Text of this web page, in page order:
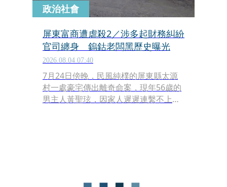
政治社會
屏東富商遭虐殺2／涉多起財務糾紛
官司纏身 鎢鈷老闆黑歷史曝光
2026.08.04 07:40
7月24日傍晚，民風純樸的屏東縣太源
村一處豪宅傳出離奇命案，現年56歲的
男主人黃聖玹，因家人遲遲連繫不上，
血漬的球棒跟打斷的木棍。